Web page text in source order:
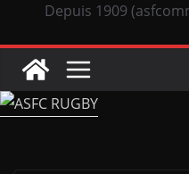
Depuis 1909